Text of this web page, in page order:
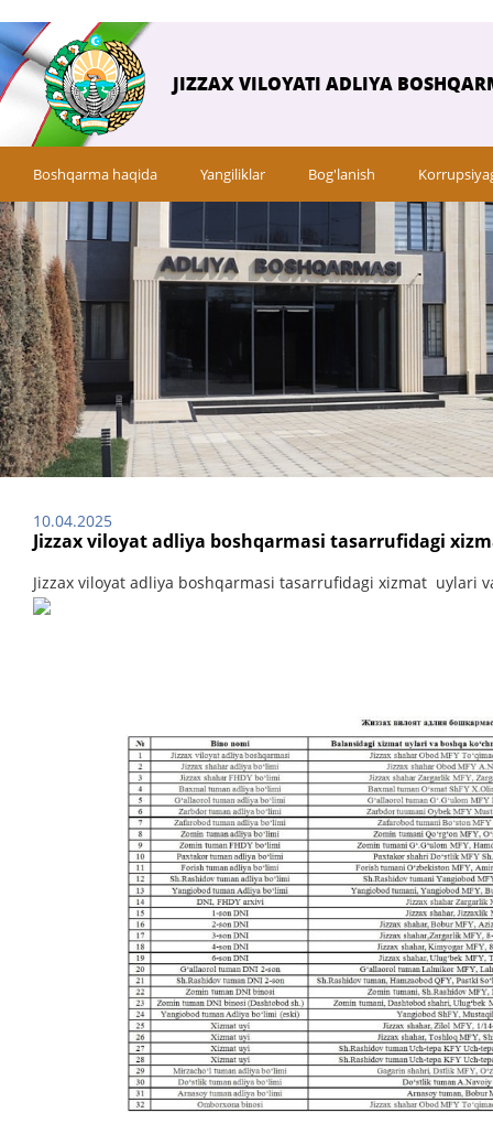
JIZZAX VILOYATI ADLIYA
Boshqarma haqida Yangiliklar Bog'lanish
10.04.2025
Jizzax viloyat adliya boshqarmasi tasarrufidagi
Jizzax viloyat adliya boshqarmasi tasarrufidagi xizmat uylari